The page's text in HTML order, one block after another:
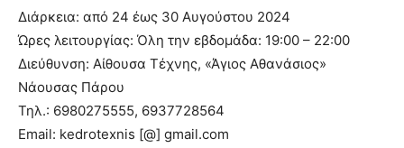
Διάρκεια: από 24 έως 30 Αυγούστου 2024
Ώρες λειτουργίας: Όλη την εβδομάδα: 19:00 – 22:00
Διεύθυνση: Αίθουσα Τέχνης, «Άγιος Αθανάσιος»
Νάουσας Πάρου
Τηλ.: 6980275555, 6937728564
Email: kedrotexnis [@] gmail.com